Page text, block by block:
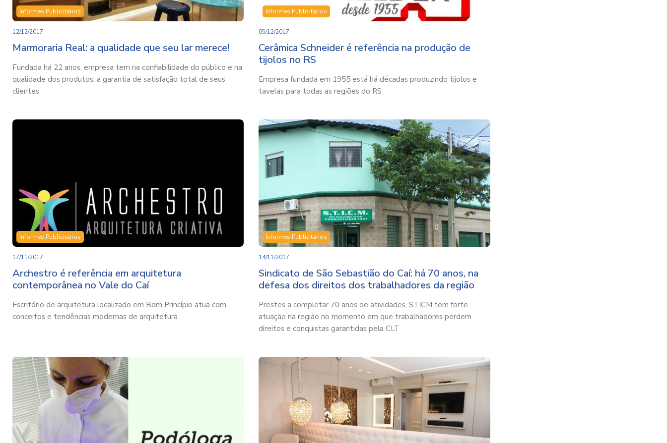
Informes Publicitários
12/12/2017
Marmoraria Real: a qualidade que seu lar merece!
Fundada há 22 anos, empresa tem na confiabilidade do público e na
qualidade dos produtos, a garantia de satisfação total de seus
clientes
Informes Publicitários
05/12/2017
Cerâmica Schneider é referência na produção de
tijolos no RS
Empresa fundada em 1955 está há décadas produzindo tijolos e
tavelas para todas as regiões do RS
Informes Publicitários
17/11/2017
Archestro é referência em arquitetura
contemporânea no Vale do Caí
Escritório de arquitetura localizado em Bom Princípio atua com
conceitos e tendências modernas de arquitetura
Informes Publicitários
14/11/2017
Sindicato de São Sebastião do Caí: há 70 anos, na
defesa dos direitos dos trabalhadores da região
Prestes a completar 70 anos de atividades, STICM tem forte
atuação na região no momento em que trabalhadores perdem
direitos e conquistas garantidas pela CLT